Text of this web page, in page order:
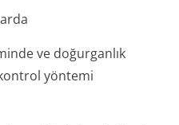
ve doğurganlık
yöntemi